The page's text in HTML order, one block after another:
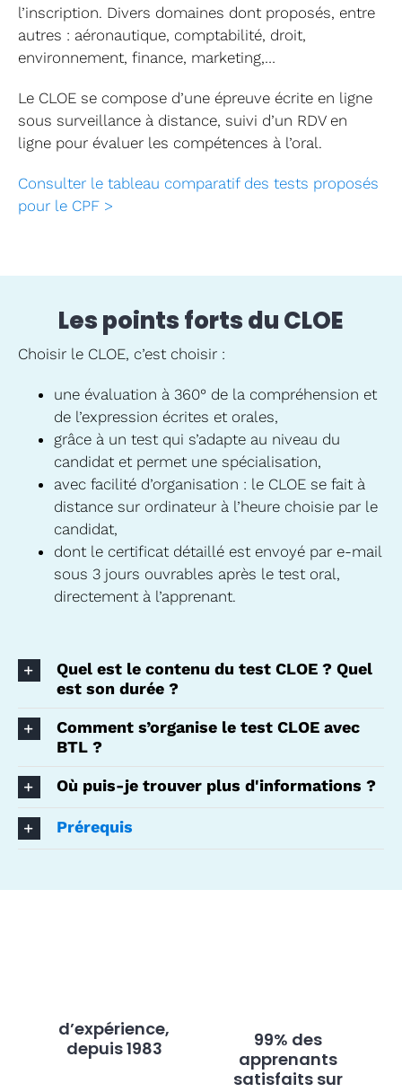
l’inscription. Divers domaines dont proposés, entre
autres : aéronautique, comptabilité, droit,
environnement, finance, marketing,…
Le CLOE se compose d’une épreuve écrite en ligne
sous surveillance à distance, suivi d’un RDV en
ligne pour évaluer les compétences à l’oral.
Consulter le tableau comparatif des tests proposés
pour le CPF >
Les points forts du CLOE
Choisir le CLOE, c’est choisir :
une évaluation à 360°de la compréhension et
de l’expression écrites et orales,
grâce à un test qui s’adapte au niveau du
candidat et permet une spécialisation,
avec facilité d’organisation : le CLOE se fait à
distance sur ordinateur à l’heure choisie par le
candidat,
dont le certificat détaillé est envoyé par e-mail
sous 3 jours ouvrables après le test oral,
directement à l’apprenant.
Quel est le contenu du test CLOE ? Quel
est son durée ?
Comment s’organise le test CLOE avec
BTL ?
Où puis-je trouver plus d'informations ?
Prérequis
d’expérience,
depuis 1983
99% des
apprenants
satisfaits sur